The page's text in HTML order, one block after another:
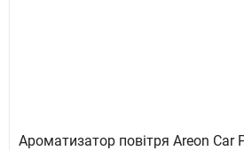
Ароматизатор повітря Areon Car